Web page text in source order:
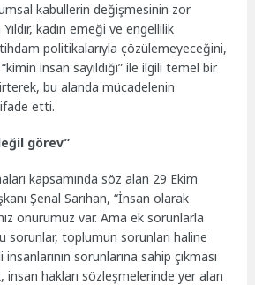
kabullerin değişmesinin zor
kadın emeği ve engellilik
politikalarıyla çözülemeyeceğini,
insan sayıldığı” ile ilgili temel bir
bu alanda mücadelenin
ifade etti.
görev”
kapsamında söz alan 29 Ekim
Şenal Sarıhan, “İnsan olarak
onurumuz var. Ama ek sorunlarla
sorunlar, toplumun sorunları haline
sorunlarına sahip çıkması
insan hakları sözleşmelerinde yer alan